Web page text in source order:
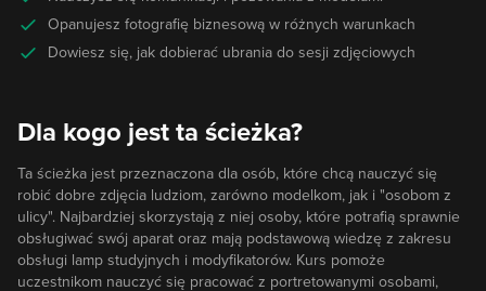
Opanujesz fotografię biznesową w różnych warunkach
Dowiesz się, jak dobierać ubrania do sesji zdjęciowych
Dla kogo jest ta ścieżka?
Ta ścieżka jest przeznaczona dla osób, które chcą nauczyć się
robić dobre zdjęcia ludziom, zarówno modelkom, jak i "osobom z
ulicy". Najbardziej skorzystają z niej osoby, które potrafią sprawnie
obsługiwać swój aparat oraz mają podstawową wiedzę z zakresu
obsługi lamp studyjnych i modyfikatorów. Kurs pomoże
uczestnikom nauczyć się pracować z portretowanymi osobami,